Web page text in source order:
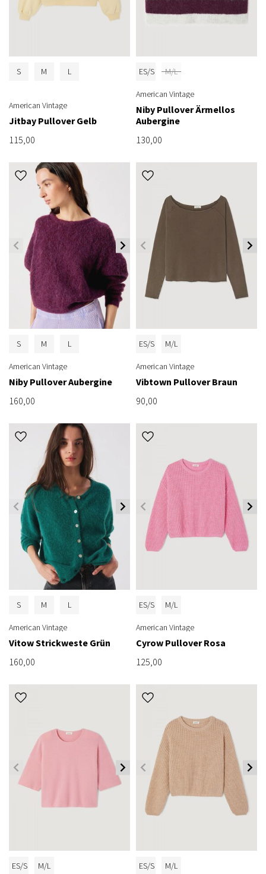
S M L
American Vintage
Jitbay Pullover Gelb
115,00
ES/S M/L
American Vintage
Niby Pullover Ärmellos
Aubergine
130,00
S M L
American Vintage
Niby Pullover Aubergine
160,00
ES/S M/L
American Vintage
Vibtown Pullover Braun
90,00
S M L
American Vintage
Vitow Strickweste Grün
160,00
ES/S M/L
American Vintage
Cyrow Pullover Rosa
125,00
ES/S M/L ES/S M/L